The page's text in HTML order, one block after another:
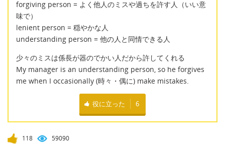
forgiving person = よく他人のミスや過ちを許す人（いい意
味で）
lenient person = 穏やかな人
understanding person = 他の人と同情できる人
少々のミスは係長が器のでかい人だから許してくれる
My manager is an understanding person, so he forgives
me when I occasionally (時々・偶に) make mistakes.
役に立った 6
118 59090